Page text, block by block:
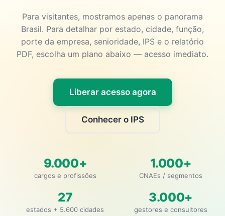
Para visitantes, mostramos apenas o panorama
Brasil. Para detalhar por estado, cidade, função,
porte da empresa, senioridade, IPS e o relatório
PDF, escolha um plano abaixo — acesso imediato.
Liberar acesso agora
Conhecer o IPS
9.000+
cargos e profissões
1.000+
CNAEs / segmentos
27
estados + 5.600 cidades
3.000+
gestores e consultores